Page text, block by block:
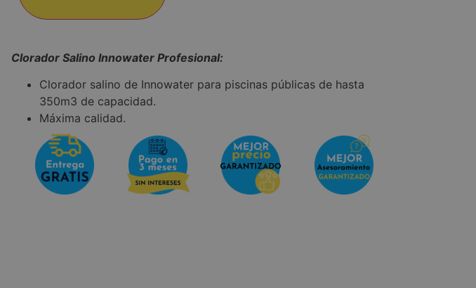
Clorador Salino Innowater Profesional:
Clorador salino de Innowater para piscinas públicas de hasta
350m3 de capacidad.
Máxima calidad.